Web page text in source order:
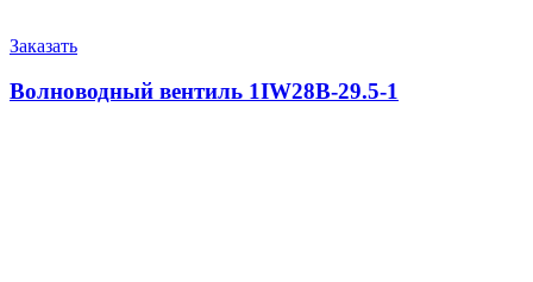
Заказать
Волноводный вентиль 1IW28B-29.5-1